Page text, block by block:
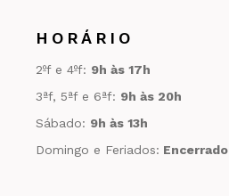
HORÁRIO
2ºf e 4ºf: 9h às 17h
3ªf, 5ªf e 6ªf: 9h às 20h
Sábado: 9h às 13h
Domingo e Feriados: Encerrado